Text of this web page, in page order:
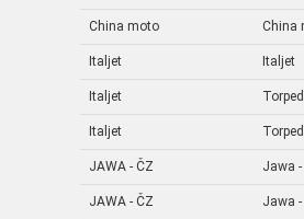
China moto China
Italjet Italjet
Italjet
Italjet
JAWA - ČZ Jawa
JAWA - ČZ Jawa